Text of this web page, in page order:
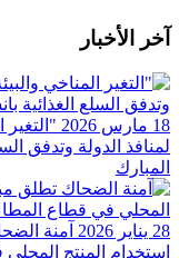
آخر الأخبار
18 مارس 2026
لمنافذ الدولة وتدفق
المبارك
28 يناير 2026
آمنة